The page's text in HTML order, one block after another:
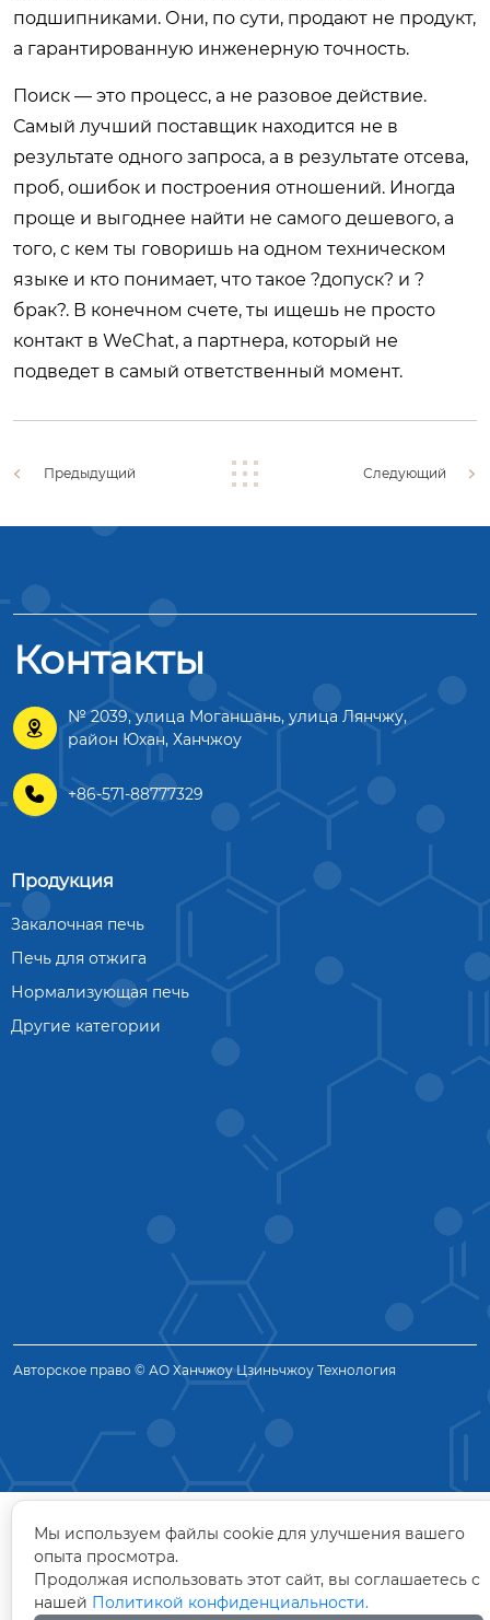
подшипниками. Они, по сути, продают не продукт,
а гарантированную инженерную точность.
Поиск — это процесс, а не разовое действие.
Самый лучший поставщик находится не в
результате одного запроса, а в результате отсева,
проб, ошибок и построения отношений. Иногда
проще и выгоднее найти не самого дешевого, а
того, с кем ты говоришь на одном техническом
языке и кто понимает, что такое ?допуск? и ?
брак?. В конечном счете, ты ищешь не просто
контакт в WeChat, а партнера, который не
подведет в самый ответственный момент.
Предыдущий Следующий
Контакты

№ 2039, улица Моганшань, улица Лянчжу,
район Юхан, Ханчжоу
 +86-571-88777329
Продукция
Закалочная печь
Печь для отжига
Нормализующая печь
Другие категории
Авторское право © АО Ханчжоу Цзиньчжоу Технология
Мы используем файлы cookie для улучшения вашего
опыта просмотра.
Продолжая использовать этот сайт, вы соглашаетесь с
нашей Политикой конфиденциальности.